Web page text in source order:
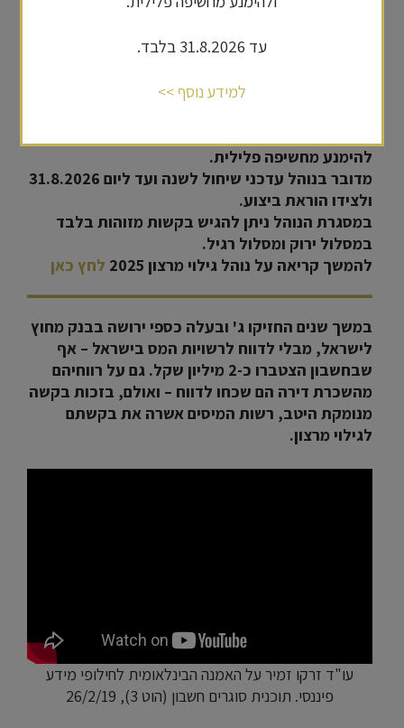
מטרת הנוהל לעודד תושבי ישראל ותושבי חוץ שעברו
להימנע מחשיפה פלילית.
מדובר בנוהל עדכני שיחול לשנה ועד ליום 31.8.2026
ולצידו הוראת ביצוע.
במסגרת הנוהל ניתן להגיש בקשות מזוהות בלבד
במסלול ירוק ומסלול רגיל.
להמשך קריאה על נוהל גילוי מרצון 2025
לחץ כאן
במשך שנים החזיקו ג' ובעלה כספי ירושה בבנק מחוץ
לישראל, מבלי לדווח לרשויות המס בישראל – אף
שבחשבון הצטברו כ-2 מיליון שקל. גם על רווחיהם
מהשכרת דירה הם שכחו לדווח – ואולם, בזכות בקשה
מנומקת היטב, רשות המיסים אשרה את בקשתם
לגילוי מרצון.
עו"ד זרקו זמיר על האמנה הבינלאומית לחילופי מידע
פיננסי. תוכנית סוגרים חשבון (הוט 3), 26/2/19
עד 31.8.2026 בלבד.
למידע נוסף >>